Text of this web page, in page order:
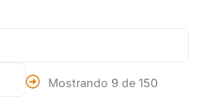
Mostrando 9 de 150